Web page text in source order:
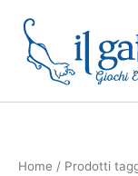
contenuto
Home / Prodotti